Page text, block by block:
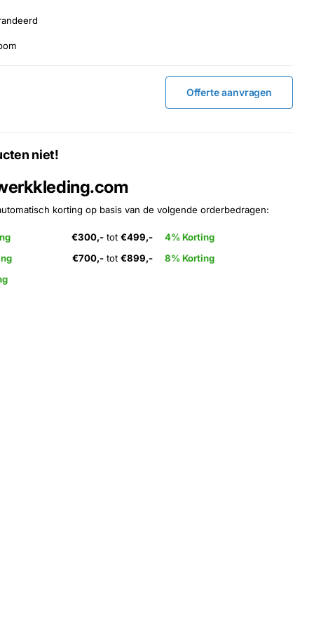
Offerte aanvragen
niet!
korting op basis van de volgende orderbedragen:
€300,-tot €499,-
4% Korting
€700,-tot €899,-
8% Korting